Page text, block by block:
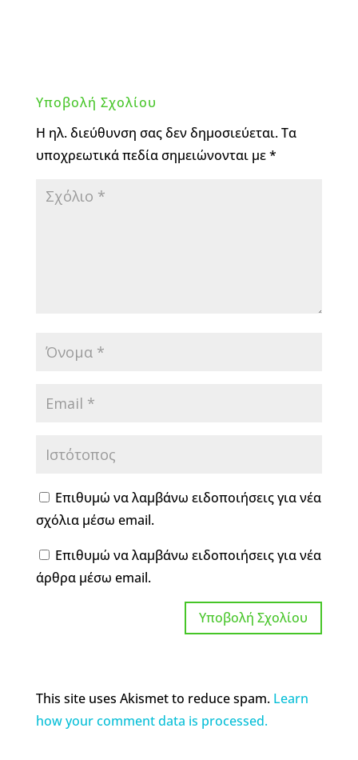
Υποβολή Σχολίου
Η ηλ. διεύθυνση σας δεν δημοσιεύεται.Τα
υποχρεωτικά πεδία σημειώνονται με*
Επιθυμώ να λαμβάνω ειδοποιήσεις για νέα
σχόλια μέσω email.
Επιθυμώ να λαμβάνω ειδοποιήσεις για νέα
άρθρα μέσω email.
This site uses Akismet to reduce spam. Learn
how your comment data is processed.